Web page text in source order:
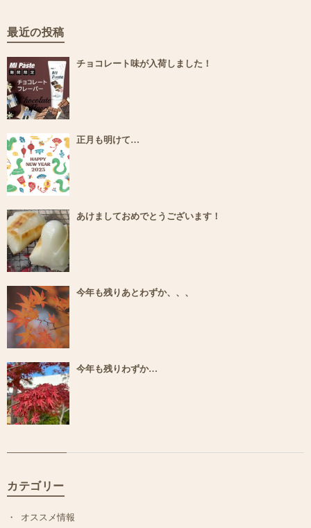
最近の投稿
チョコレート味が入荷しました！
正月も明けて…
あけましておめでとうございます！
今年も残りあとわずか、、、
今年も残りわずか…
カテゴリー
オススメ情報